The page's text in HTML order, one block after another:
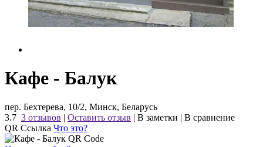
Кафе - Балук
пер. Бехтерева, 10/2, Минск, Беларусь
3.7 3 отзывов | Оставить отзыв | В заметки | В сравнение
QR Ссылка Что это?